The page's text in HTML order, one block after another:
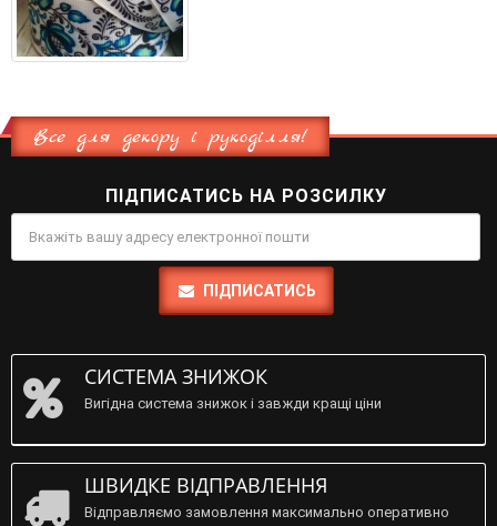
Все для декору і рукоділля!
ПІДПИСАТИСЬ НА РОЗСИЛКУ
ПІДПИСАТИСЬ
СИСТЕМА ЗНИЖОК
Вигідна система знижок і завжди кращі ціни
ШВИДКЕ ВІДПРАВЛЕННЯ
Відправляємо замовлення максимально оперативно